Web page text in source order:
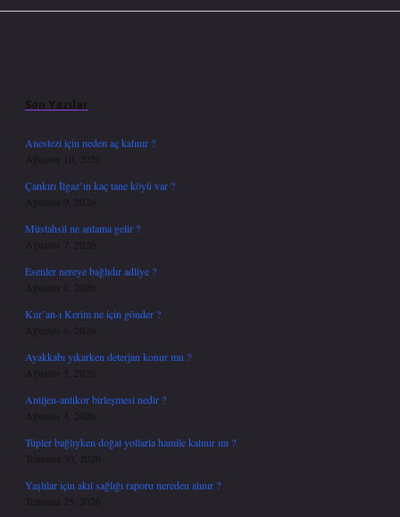
Son Yazılar
Anestezi için neden aç kalınır ?
Ağustos 10, 2026
Çankırı İlgaz’ın kaç tane köyü var ?
Ağustos 9, 2026
Müstahsil ne anlama gelir ?
Ağustos 7, 2026
Esenler nereye bağlıdır adliye ?
Ağustos 6, 2026
Kur’an-ı Kerim ne için gönder ?
Ağustos 6, 2026
Ayakkabı yıkarken deterjan konur mu ?
Ağustos 5, 2026
Antijen-antikor birleşmesi nedir ?
Ağustos 4, 2026
Tüpler bağlıyken doğal yollarla hamile kalınır mı ?
Temmuz 30, 2026
Yaşlılar için akıl sağlığı raporu nereden alınır ?
Temmuz 25, 2026